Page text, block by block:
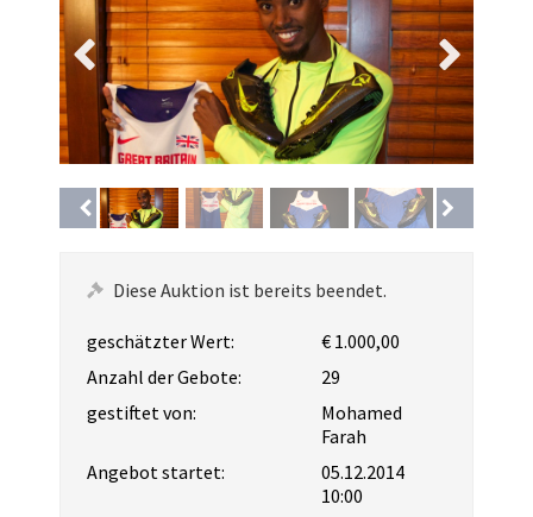
Diese Auktion ist bereits beendet.
geschätzter Wert:
€ 1.000,00
Anzahl der Gebote:
29
gestiftet von:
Mohamed
Farah
Angebot startet:
05.12.2014
10:00